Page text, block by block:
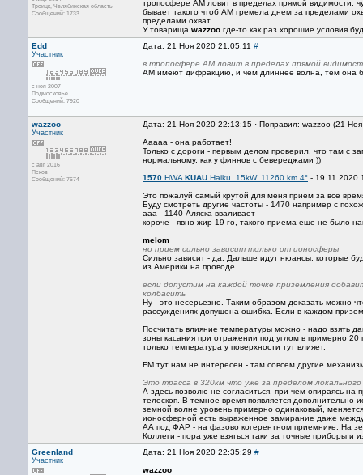
Троицк, Челябинская область
Сообщений: 1733
тропосфере АМ ловит в пределах прямой видимости,
бывает такого чтоб АМ гремела днем за пределами
пределами охват.
У товарища wazzoo где-то как раз хорошие условия
Edd
Участник
с ноя 2007
Подмосковье
Сообщений: 7920
Дата: 21 Ноя 2020 21:05:11 #
в тропосфере АМ ловит в пределах прямой
АМ имеют дифракцию, и чем длиннее волна, тем она
wazzoo
Участник
с авг 2016
Псков
Сообщений: 7674
Дата: 21 Ноя 2020 22:13:15 · Поправил: wazzoo (21
Ааааа - она работает!
Только с дороги - первым делом проверил, что там с
нормальному, как у финнов с бевереджами ))
1570 HWA KUAU Haiku. 15kW. 11260 km 4° - 19.11.2020
Это пожалуй самый крутой для меня прием за все
Буду смотреть другие частоты - 1470 например с
ааа - 1140 Аляска вваливает
короче - явно жир 19-го, такого приема еще не было
melom
но прием сильно зависит только от ионосферы
Сильно зависит - да. Дальше идут нюансы, которые
из Америки на проводе.
если допустим на каждой точке приземления
колбасить
Ну - это несерьезно. Таким образом доказать можно
рассуждениях допущена ошибка. Если в каждом
Посчитать влияние температуры можно - надо взять
зоны касания при отражении под углом в примерно
только температура у поверхности тут влияет.
FM тут нам не интересен - там совсем другие
Это трасса в 320км что уже за пределом
А здесь позволю не согласиться, при чем опираясь
телескоп. В темное время появляется дополнительно
земной волне уровень примерно одинаковый,
ионосферной есть выраженное замирание даже
АА под ФАР - на фазово когерентном приемнике. На
Коллеги - пора уже взяться таки за точные приборы и
Greenland
Участник
Дата: 21 Ноя 2020 22:35:29 #
wazzoo